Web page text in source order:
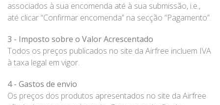
associados à sua encomenda até à sua submissão, i.e.,
até clicar “Confirmar encomenda” na secção “Pagamento”.
3 - Imposto sobre o Valor Acrescentado
Todos os preços publicados no site da Airfree incluem IVA
à taxa legal em vigor.
4 - Gastos de envio
Os preços dos produtos apresentados no site da Airfree